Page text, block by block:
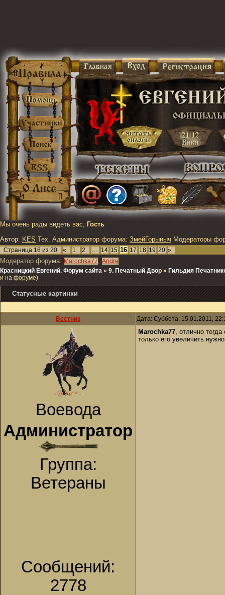
Мы очень рады видеть вас, Гость
Автор: KES Тех. Администратор форума: ЗмейГорыныч Модераторы
Страница 16 из 20 « 1 2 … 14 15 16 17 18 19 20 »
Модератор форума: Marochka77, Andre
Красницкий Евгений. Форум сайта » 9. Печатный Двор » Гильдия
и на форуме)
Статусные картинки
Вестник Дата: Суббота, 15.01.2011,
Воевода
Администратор
Группа:
Ветераны
Сообщений:
2778
Marochka77, отлично
только его увеличить